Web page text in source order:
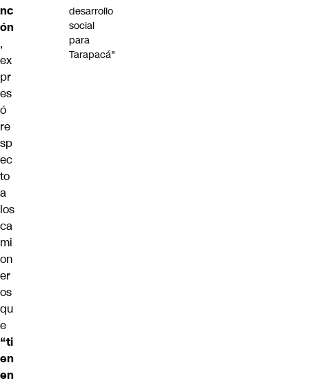
nc
ón
,
ex
pr
es
ó
re
sp
ec
to
a
los
ca
mi
on
er
os
qu
e
“ti
en
en
desarrollo
social
para
Tarapacá"